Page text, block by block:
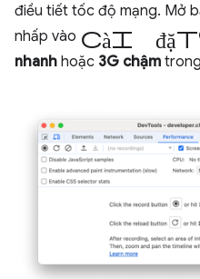
điều tiết tốc độ mạng. Mở
nhấp vào cài đặt
nhanh hoặc 3G chậm